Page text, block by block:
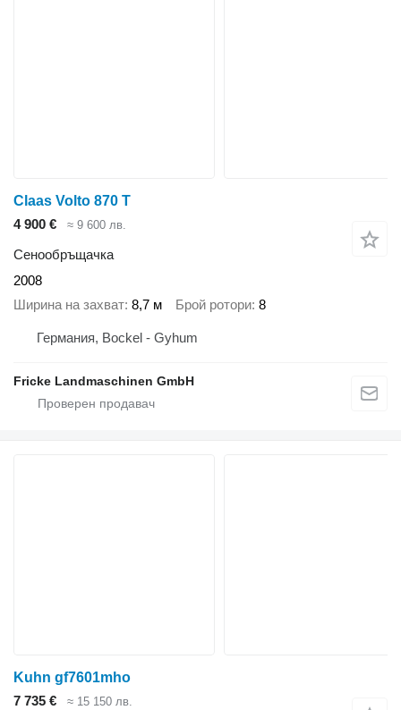
Claas Volto 870 T
4 900 €
≈ 9 600 лв.
Сенообръщачка
2008
Ширина на захват 8,7 м Брой ротори 8
Германия, Bockel - Gyhum
Fricke Landmaschinen GmbH
Kuhn gf7601mho
7 735 €
≈ 15 150 лв.